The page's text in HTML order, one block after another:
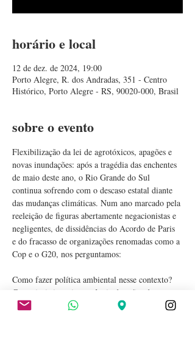
horário e local
12 de dez. de 2024, 19:00
Porto Alegre, R. dos Andradas, 351 - Centro
Histórico, Porto Alegre - RS, 90020-000, Brasil
sobre o evento
Flexibilização da lei de agrotóxicos, apagões e
novas inundações: após a tragédia das enchentes
de maio deste ano, o Rio Grande do Sul
continua sofrendo com o descaso estatal diante
das mudanças climáticas. Num ano marcado pela
reeleição de figuras abertamente negacionistas e
negligentes, de dissidências do Acordo de Paris
e do fracasso de organizações renomadas como a
Cop e o G20, nos perguntamos:
Como fazer política ambiental nesse contexto?
Como insistir na importância de ações de
mitigação da crise? Como seguir sendo